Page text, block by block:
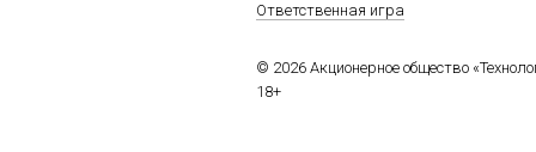
Ответственная игра
© 2026 Акционерное общество
18+